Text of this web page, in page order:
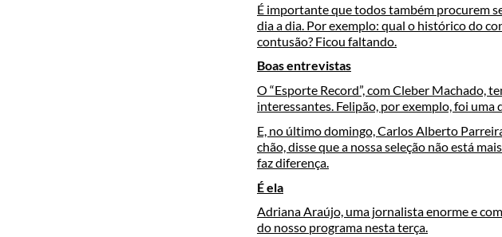
É importante que todos também procurem
dia a dia. Por exemplo: qual o histórico do
contusão? Ficou faltando.
Boas entrevistas
O “Esporte Record”, com Cleber Machado,
interessantes. Felipão, por exemplo, foi uma
E, no último domingo, Carlos Alberto
chão, disse que a nossa seleção não está
faz diferença.
É ela
Adriana Araújo, uma jornalista enorme e
do nosso programa nesta terça.